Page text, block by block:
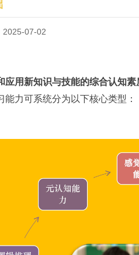
07-02
应用新知识与技能的综合认知素
力可系统分为以下核心类型：